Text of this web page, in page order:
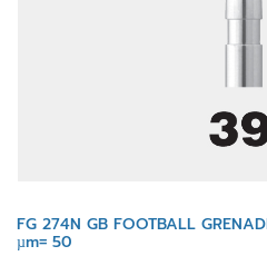
FG 274N GB FOOTBALL
µm= 50